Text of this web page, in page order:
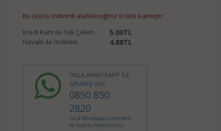
Bu ürünü indirimli alabileceğiniz 0 stok kalmıştır.
Kredi Kartı ile Tek Çekim : 5.00TL
Havale ile İndirimli : 4.88TL
TIKLA WHATSAPP İLE
SİPARİŞ VER
0850 850
2820
7x24 Whatsapp Üzerinden
de Sipariş Verebilirsiniz.